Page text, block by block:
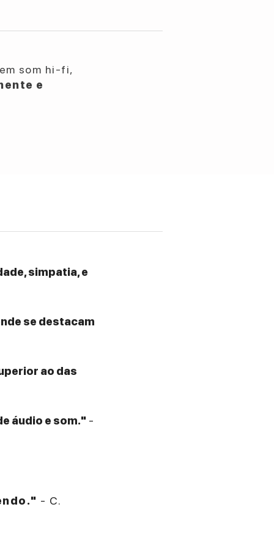
som hi-fi,
e
simpatia, e
se destacam
ao das
áudio e som." -
- C.